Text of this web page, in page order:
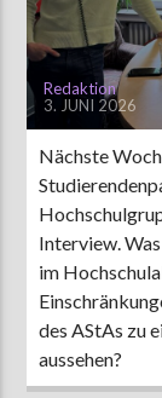
Redaktion
3. JUNI 2026
Nächste
Interview.
im
des AStAs zu
aussehen?